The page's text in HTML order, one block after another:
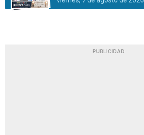
PUBLICIDAD